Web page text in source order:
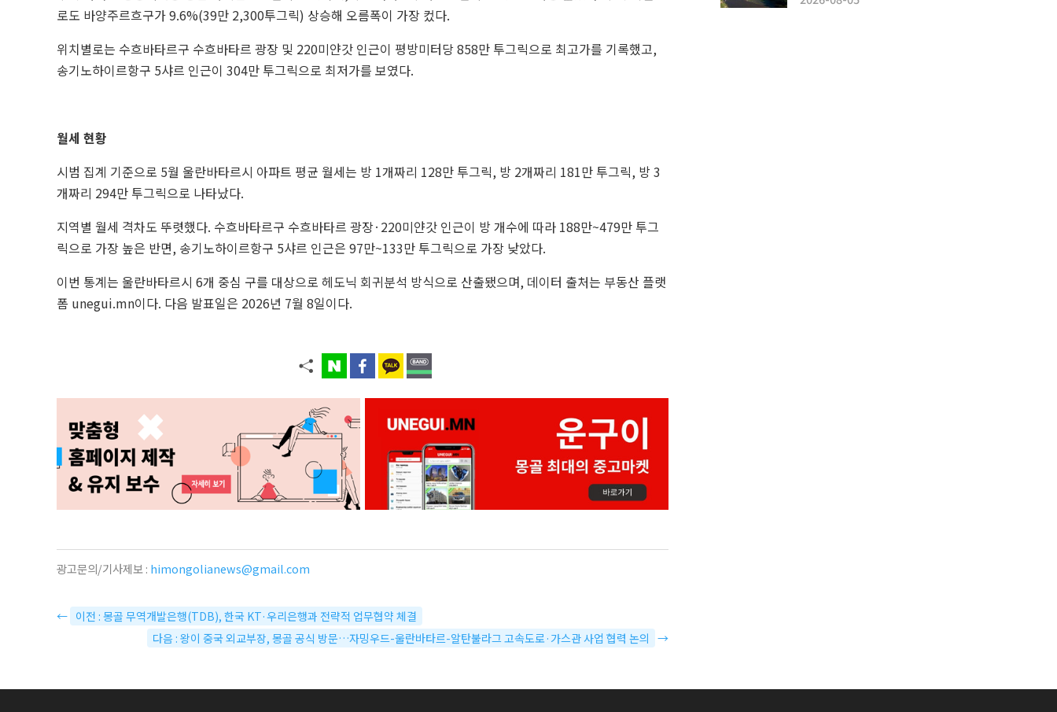
로도 바양주르흐구가 9.6%(39만 2,300투그릭) 상승해 오름폭이 가장 컸다.
위치별로는 수흐바타르구 수흐바타르 광장 및 220미얀갓 인근이 평방미터당 858만 투그릭으로 최고가를 기록했고,
송기노하이르항구 5샤르 인근이 304만 투그릭으로 최저가를 보였다.
월세 현황
시범 집계 기준으로 5월 울란바타르시 아파트 평균 월세는 방 1개짜리 128만 투그릭, 방 2개짜리 181만 투그릭, 방 3
개짜리 294만 투그릭으로 나타났다.
지역별 월세 격차도 뚜렷했다. 수흐바타르구 수흐바타르 광장·220미얀갓 인근이 방 개수에 따라 188만~479만 투그
릭으로 가장 높은 반면, 송기노하이르항구 5샤르 인근은 97만~133만 투그릭으로 가장 낮았다.
이번 통계는 울란바타르시 6개 중심 구를 대상으로 헤도닉 회귀분석 방식으로 산출됐으며, 데이터 출처는 부동산 플랫
폼 unegui.mn이다. 다음 발표일은 2026년 7월 8일이다.
광고문의/기사제보 : himongolianews@gmail.com
← 이전 : 몽골 무역개발은행(TDB), 한국 KT·우리은행과 전략적 업무협약 체결
다음 : 왕이 중국 외교부장, 몽골 공식 방문…자밍우드-울란바타르-알탄불라그 고속도로·가스관 사업 협력 논의 →